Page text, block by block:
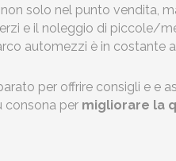
solo nel punto vendita,
e il noleggio di piccole/
automezzi è in costante
per offrire consigli e e
consona per migliorare la